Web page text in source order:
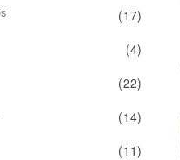
(17)
(4)
(22)
(14)
(11)